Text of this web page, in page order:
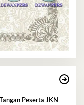
Peserta JKN